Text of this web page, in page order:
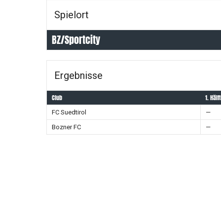
Spielort
BZ/Sportcity
Ergebnisse
Club 1.
FC Suedtirol —
Bozner FC
—